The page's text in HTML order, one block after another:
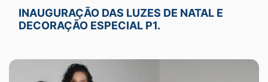
INAUGURAÇÃO DAS LUZES DE NATAL E
DECORAÇÃO ESPECIAL P1.